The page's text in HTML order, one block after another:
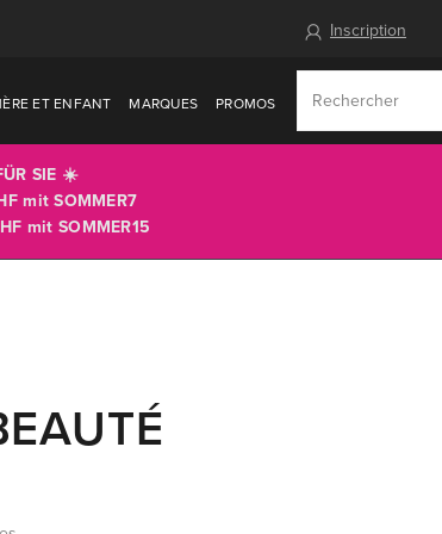
Inscription
ET ENFANT MARQUES PROMOS
SIE ☀️
mitSOMMER7
mit SOMMER15